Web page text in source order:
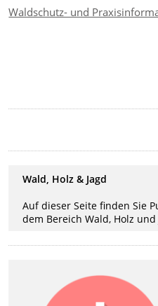
Waldschutz- und
Wald, Holz & Jagd
Auf dieser Seite finden Sie
dem Bereich Wald, Holz und